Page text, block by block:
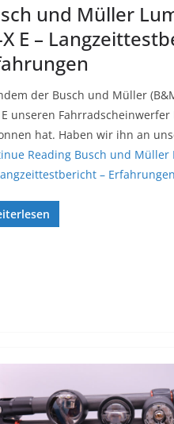
Kontraste
und Müller
E –
der Busch und Müller
E unseren Fahrradscheinwerfer
hat. Haben wir ihn an
Reading Busch und Müller
– Erfahrungen